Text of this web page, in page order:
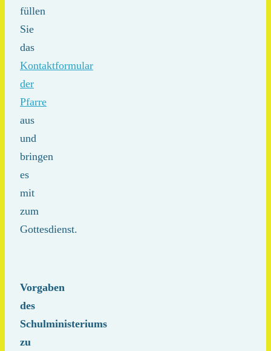
füllen
Sie
das
Kontaktformular
der
Pfarre
aus
und
bringen
es
mit
zum
Gottesdienst.
Vorgaben
des
Schulministeriums
zu